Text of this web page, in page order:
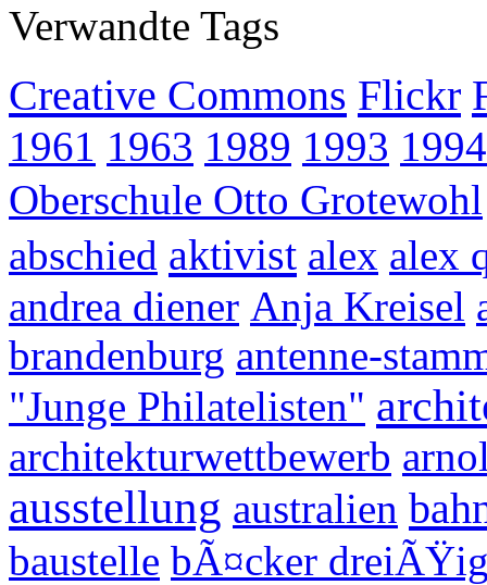
Verwandte Tags
Creative Commons Flickr
1961 1963 1989 1993 1994
Oberschule Otto Grotewohl
abschied aktivist alex alex
andrea diener Anja Kreisel
brandenburg antenne-
"Junge Philatelisten"
architekturwettbewerb
ausstellung australien
baustelle bÃ¤cker